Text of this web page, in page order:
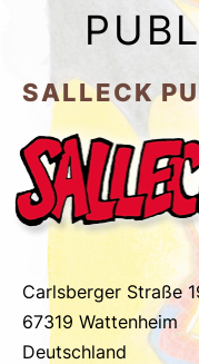
SALLECK
Carlsberger Straße
67319 Wattenheim
Deutschland